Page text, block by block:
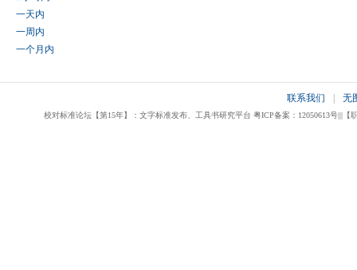
一天内
一周内
一个月内
联系我们 无
校对标准论坛【第15年】：文字标准发布、工具书研究平台 粤ICP备案：12050613号|||【